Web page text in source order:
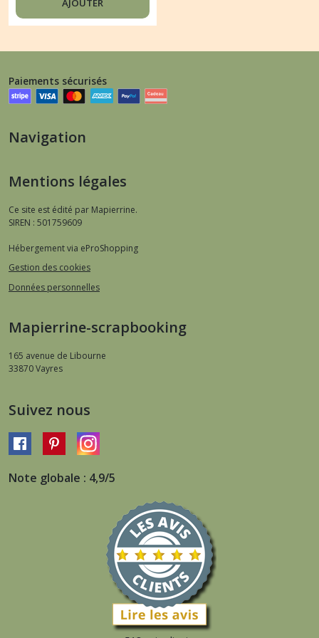
AJOUTER
Paiements sécurisés
Navigation
Mentions légales
Ce site est édité par Mapierrine.
SIREN : 501759609
Hébergement via eProShopping
Gestion des cookies
Données personnelles
Mapierrine-scrapbooking
165 avenue de Libourne
33870Vayres
Suivez nous
Note globale : 4,9/5